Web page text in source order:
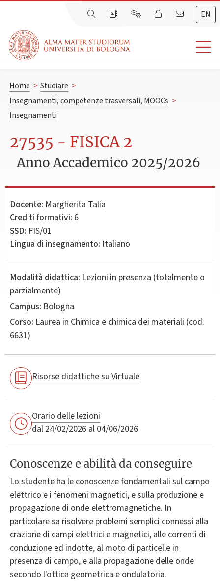
EN
Home > Studiare >
Insegnamenti, competenze trasversali, MOOCs >
Insegnamenti
27535 - FISICA 2
Anno Accademico 2025/2026
Docente: Margherita Talia
Crediti formativi: 6
SSD: FIS/01
Lingua di insegnamento: Italiano
Modalità didattica: Lezioni in presenza (totalmente o
parzialmente)
Campus: Bologna
Corso: Laurea in Chimica e chimica dei materiali (cod.
6631)
Risorse didattiche su Virtuale
Orario delle lezioni
dal 24/02/2026 al 04/06/2026
Conoscenze e abilità da conseguire
Lo studente ha le conoscenze fondamentali sul campo
elettrico e i fenomeni magnetici, e sulla produzione e
propagazione di onde elettromagnetiche. In
particolare sa risolvere problemi semplici connessi alla
crazione di campi elettrici e magnetici, alle correnti di
conduzione ed indotte, al moto di particelle in
presenza di campo, e alla propagazione delle onde
secondo l'ottica geometrica e ondulatoria.